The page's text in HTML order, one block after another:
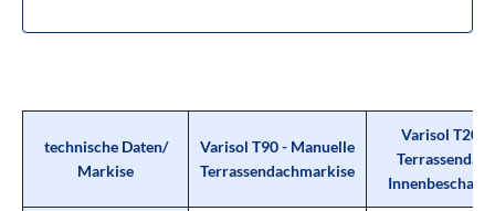
technische Daten/
Markise
Varisol T90 - Manuelle
Terrassendachmarkise
Varisol T200